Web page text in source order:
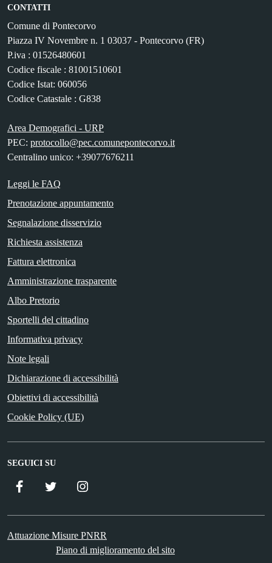
CONTATTI
Comune di Pontecorvo
Piazza IV Novembre n. 1 03037 - Pontecorvo (FR)
P.iva : 01526480601
Codice fiscale : 81001510601
Codice Istat: 060056
Codice Catastale : G838
Area Demografici - URP
PEC: protocollo@pec.comunepontecorvo.it
Centralino unico: +39077676211
Leggi le FAQ
Prenotazione appuntamento
Segnalazione disservizio
Richiesta assistenza
Fattura elettronica
Amministrazione trasparente
Albo Pretorio
Sportelli del cittadino
Informativa privacy
Note legali
Dichiarazione di accessibilità
Obiettivi di accessibilità
Cookie Policy (UE)
SEGUICI SU
Facebook Twitter
Attuazione Misure PNRR
Piano di miglioramento del sito